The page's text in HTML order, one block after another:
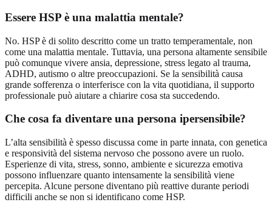
Essere HSP è una malattia mentale?
No. HSP è di solito descritto come un tratto temperamentale, non
come una malattia mentale. Tuttavia, una persona altamente sensibile
può comunque vivere ansia, depressione, stress legato al trauma,
ADHD, autismo o altre preoccupazioni. Se la sensibilità causa
grande sofferenza o interferisce con la vita quotidiana, il supporto
professionale può aiutare a chiarire cosa sta succedendo.
Che cosa fa diventare una persona ipersensibile?
L’alta sensibilità è spesso discussa come in parte innata, con genetica
e responsività del sistema nervoso che possono avere un ruolo.
Esperienze di vita, stress, sonno, ambiente e sicurezza emotiva
possono influenzare quanto intensamente la sensibilità viene
percepita. Alcune persone diventano più reattive durante periodi
difficili anche se non si identificano come HSP.